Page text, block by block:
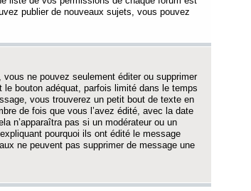
publier de nouveaux sujets, vous pouvez
ne pouvez seulement éditer ou supprimer
bouton adéquat, parfois limité dans le temps
vous trouverez un petit bout de texte en
de fois que vous l’avez édité, avec la date
n’apparaîtra pas si un modérateur ou un
pourquoi ils ont édité le message
ne peuvent pas supprimer de message une